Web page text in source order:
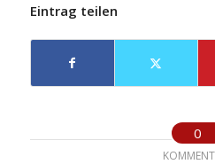
Eintrag teilen
0